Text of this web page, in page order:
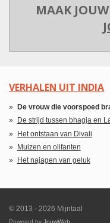
MAAK
VERHALEN UIT INDIA
De vrouw die voorspoed
De strijd tussen bhagja en
Het ontstaan van Divali
Muizen en olifanten
Het najagen van geluk
© 2013 - 2026 Mijntaal
Powered by JouwWeb